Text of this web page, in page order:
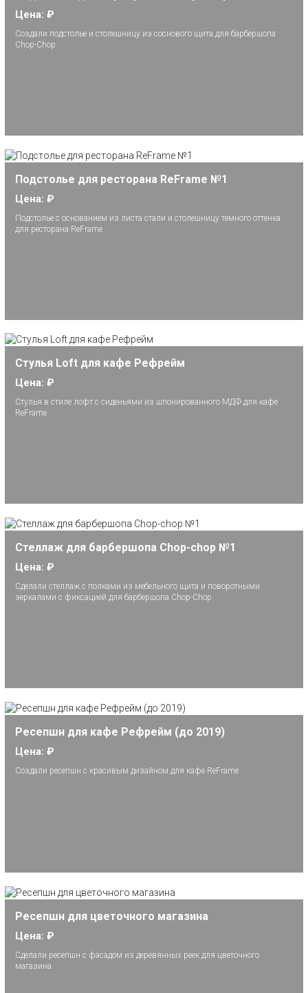
Цена: ₽
Создали подстолье и столешницу из соснового щита для барбершопа
Chop-Chop
Подстолье для ресторана ReFrame №1
Цена: ₽
Подстолье с основанием из листа стали и столешницу темного оттенка
для ресторана ReFrame
Стулья Loft для кафе Рефрейм
Цена: ₽
Cтулья в стиле лофт с сиденьями из шпонированного МДФ для кафе
ReFrame
Стеллаж для барбершопа Chop-chop №1
Цена: ₽
Сделали стеллаж с полками из мебельного щита и поворотными
зеркалами с фиксацией для барбершопа Chop-Chop
Ресепшн для кафе Рефрейм (до 2019)
Цена: ₽
Создали ресепшн с красивым дизайном для кафе ReFrame
Ресепшн для цветочного магазина
Цена: ₽
Сделали ресепшн с фасадом из деревянных реек для цветочного
магазина